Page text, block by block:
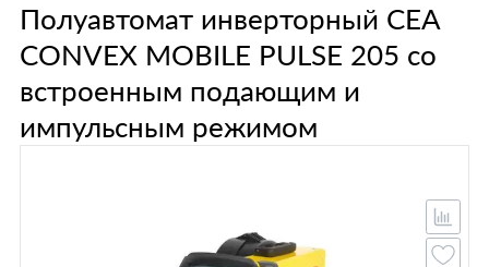
Полуавтомат инверторный CEA
CONVEX MOBILE PULSE 205 со
встроенным подающим и
импульсным режимом